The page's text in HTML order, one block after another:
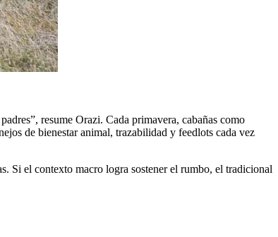
resume Orazi. Cada primavera, cabañas como
de bienestar animal, trazabilidad y feedlots cada vez
Si el contexto macro logra sostener el rumbo, el tradicional